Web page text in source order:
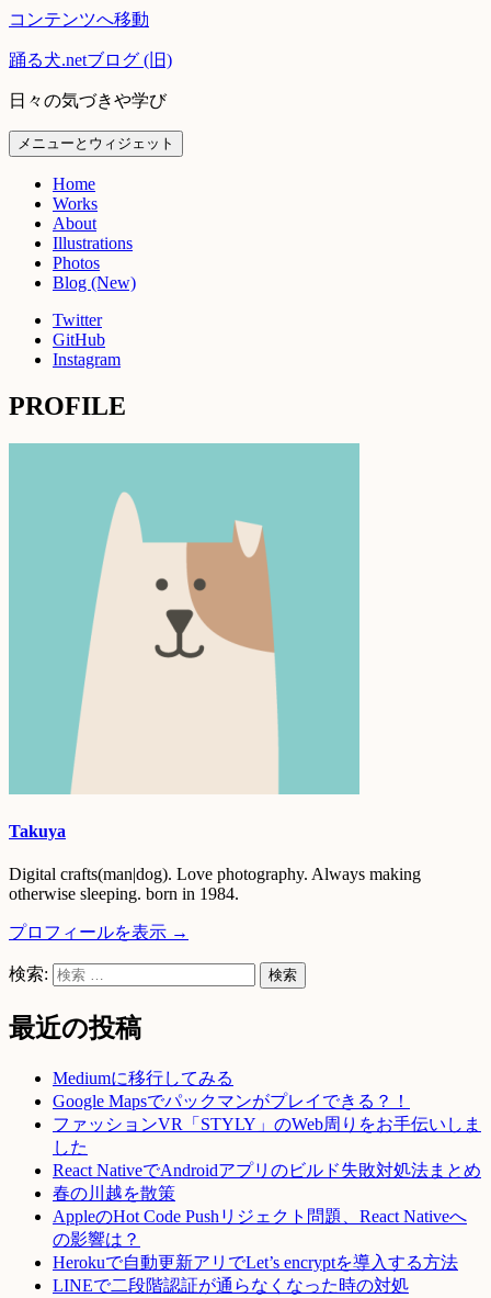
コンテンツへ移動
踊る犬.netブログ (旧)
日々の気づきや学び
メニューとウィジェット
Home
Works
About
Illustrations
Photos
Blog (New)
Twitter
GitHub
Instagram
PROFILE
Takuya
Digital crafts(man|dog). Love photography. Always making
otherwise sleeping. born in 1984.
プロフィールを表示 →
検索:
最近の投稿
Mediumに移行してみる
Google Mapsでパックマンがプレイできる？！
ファッションVR「STYLY」のWeb周りをお手伝いしま
した
React NativeでAndroidアプリのビルド失敗対処法まとめ
春の川越を散策
AppleのHot Code Pushリジェクト問題、React Nativeへ
の影響は？
Herokuで自動更新アリでLet’s encryptを導入する方法
LINEで二段階認証が通らなくなった時の対処